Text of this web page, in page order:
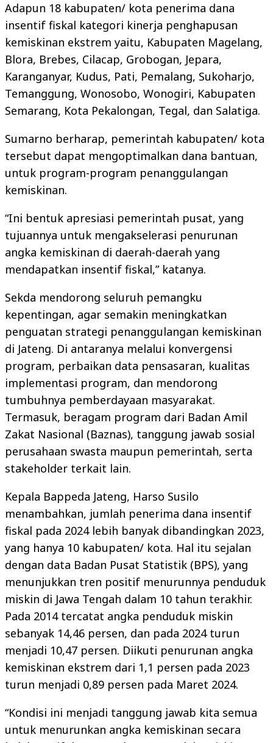
Adapun 18 kabupaten/ kota penerima dana
insentif fiskal kategori kinerja penghapusan
kemiskinan ekstrem yaitu, Kabupaten Magelang,
Blora, Brebes, Cilacap, Grobogan, Jepara,
Karanganyar, Kudus, Pati, Pemalang, Sukoharjo,
Temanggung, Wonosobo, Wonogiri, Kabupaten
Semarang, Kota Pekalongan, Tegal, dan Salatiga.
Sumarno berharap, pemerintah kabupaten/ kota
tersebut dapat mengoptimalkan dana bantuan,
untuk program-program penanggulangan
kemiskinan.
“Ini bentuk apresiasi pemerintah pusat, yang
tujuannya untuk mengakselerasi penurunan
angka kemiskinan di daerah-daerah yang
mendapatkan insentif fiskal,” katanya.
Sekda mendorong seluruh pemangku
kepentingan, agar semakin meningkatkan
penguatan strategi penanggulangan kemiskinan
di Jateng. Di antaranya melalui konvergensi
program, perbaikan data pensasaran, kualitas
implementasi program, dan mendorong
tumbuhnya pemberdayaan masyarakat.
Termasuk, beragam program dari Badan Amil
Zakat Nasional (Baznas), tanggung jawab sosial
perusahaan swasta maupun pemerintah, serta
stakeholder terkait lain.
Kepala Bappeda Jateng, Harso Susilo
menambahkan, jumlah penerima dana insentif
fiskal pada 2024 lebih banyak dibandingkan 2023,
yang hanya 10 kabupaten/ kota. Hal itu sejalan
dengan data Badan Pusat Statistik (BPS), yang
menunjukkan tren positif menurunnya penduduk
miskin di Jawa Tengah dalam 10 tahun terakhir.
Pada 2014 tercatat angka penduduk miskin
sebanyak 14,46 persen, dan pada 2024 turun
menjadi 10,47 persen. Diikuti penurunan angka
kemiskinan ekstrem dari 1,1 persen pada 2023
turun menjadi 0,89 persen pada Maret 2024.
“Kondisi ini menjadi tanggung jawab kita semua
untuk menurunkan angka kemiskinan secara